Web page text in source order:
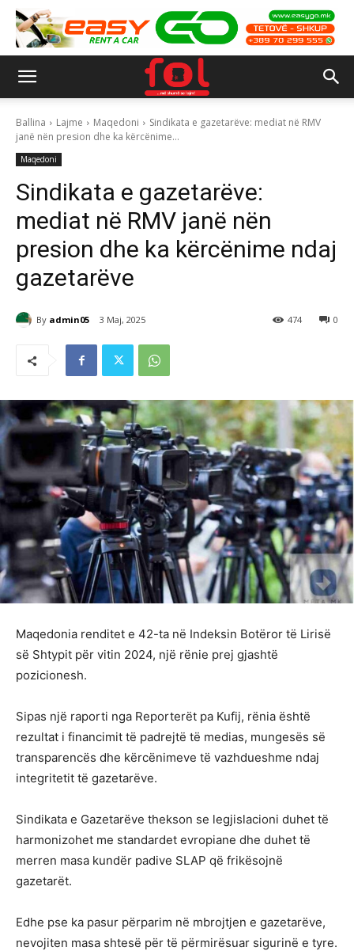
Ballina Lajme Maqedoni
Sindikata e gazetarëve: mediat në RMV
janë nën presion dhe ka kërcënime...
Maqedoni
Sindikata e gazetarëve:
mediat në RMV janë nën
presion dhe ka kërcënime ndaj
gazetarëve
By admin05 3 Maj, 2025 0
474
Maqedonia renditet e 42-ta në Indeksin Botëror të Lirisë
së Shtypit për vitin 2024, një rënie prej gjashtë
pozicionesh.
Sipas një raporti nga Reporterët pa Kufij, rënia është
rezultat i financimit të padrejtë të medias, mungesës së
transparencës dhe kërcënimeve të vazhdueshme ndaj
integritetit të gazetarëve.
Sindikata e Gazetarëve thekson se legjislacioni duhet të
harmonizohet me standardet evropiane dhe duhet të
merren masa kundër padive SLAP që frikësojnë
gazetarët.
Edhe pse ka pasur përparim në mbrojtjen e gazetarëve,
nevojiten masa shtesë për të përmirësuar sigurinë e tyre.